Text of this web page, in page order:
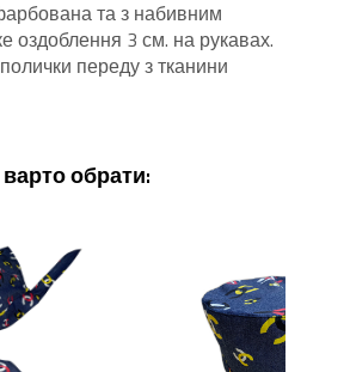
та з набивним
3 см. на рукавах.
полички переду з тканини
обрати: